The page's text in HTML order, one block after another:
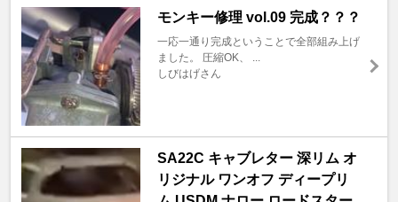
モンキー修理 vol.09 完成？？？
一応一通り完成ということで全部組み上げ
ました。 圧縮OK、 ...
しびはげさん
SA22C キャブレター 深リム オ
リジナル ワンオフ ディープリ